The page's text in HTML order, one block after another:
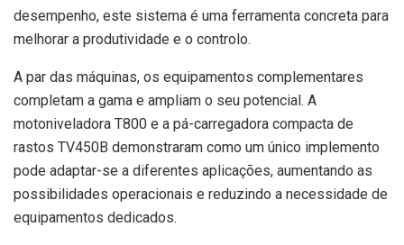
desempenho, este sistema é uma ferramenta concreta para
melhorar a produtividade e o controlo.
A par das máquinas, os equipamentos complementares
completam a gama e ampliam o seu potencial. A
motoniveladora T800 e a pá-carregadora compacta de
rastos TV450B demonstraram como um único implemento
pode adaptar-se a diferentes aplicações, aumentando as
possibilidades operacionais e reduzindo a necessidade de
equipamentos dedicados.